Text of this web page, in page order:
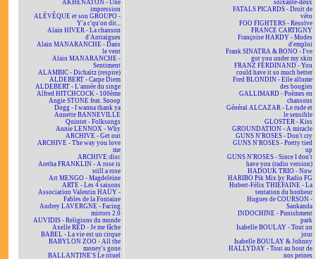
AKHENATON - Une
impression
ALÉVÊQUE et son GROUPO -
Y'a c'qu'on dit...
Alain HIVER - La chanson
d'Antraigues
Alain MANARANCHE - Dans
le vent
Alain MANARANCHE -
Sentiment
ALAMBIC - Dichaïtz (respire)
ALDEBERT - Carpe Diem
ALDEBERT - L'année du singe
Alfred HITCHCOCK - 100ème
Angie STONE feat. Snoop
Dogg - I wanna thank ya
Annette BANNEVILLE
Quintet - Folksongs
Annie LENNOX - Why
ARCHIVE - Get out
ARCHIVE - The way you love
me
ARCHIVE:disc
Aretha FRANKLIN - A rose is
still a rose
Art MENGO - Magdeleine
ARTE - Les 4 saisons
Association Valentin HAÜY -
Fables de la Fontaine
Audrey LAVERGNE - Facing
mirrors 2.0
AUVIDIS - Religions du monde
Axelle RED - Je me fâche
BABEL - La vie est un cirque
BABYLON ZOO - All the
money's gone
BALLANTINE'S Le rituel
soixante-deux
FATALS PICARDS - Droit de
véto
FOO FIGHTERS - Resolve
FRANCE CARTIGNY
Françoise HARDY - Modes
d'emploi
Frank SINATRA & BONO - I've
got you under my skin
FRANZ FERDINAND - You
could have it so much better
Fred BLONDIN - Elle allume
des bougies
GALLIMARD - Poèmes en
chansons
Général ALCAZAR - Le rude et
le sensible
GLOSTER - Kiss
GROUNDATION - A miracle
GUNS N'ROSES - Don't cry
GUNS N'ROSES - Pretty tied
up
GUNS N'ROSES - Since I don't
have you (radio version)
HADOUK TRIO - Now
HARIBO Pik Mix by Radio FG
Hubert-Félix THIÉFAINE - La
tentation du bonheur
Hugues de COURSON -
Sankanda
INDOCHINE - Punishment
park
Isabelle BOULAY - Tout un
jour
Isabelle BOULAY & Johnny
HALLYDAY - Tout au bout de
nos peines